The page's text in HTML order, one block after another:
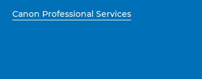
Canon Professional Services